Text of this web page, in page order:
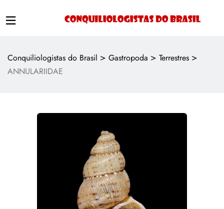
Conquiliologistas do Brasil > Gastropoda > Terrestres >
ANNULARIIDAE